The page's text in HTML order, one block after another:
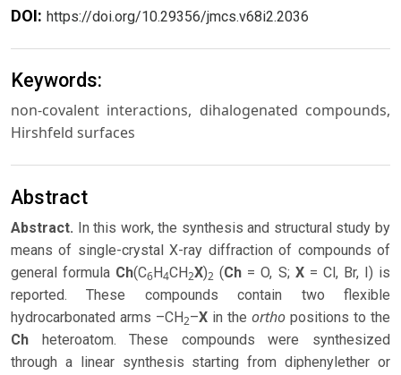
DOI: https://doi.org/10.29356/jmcs.v68i2.2036
Keywords:
non-covalent interactions, dihalogenated compounds,
Hirshfeld surfaces
Abstract
Abstract. In this work, the synthesis and structural study by
means of single-crystal X-ray diffraction of compounds of
general formula Ch(C6H4CH2X)2 (Ch = O, S; X= Cl, Br, I) is
reported. These compounds contain two flexible
hydrocarbonated arms –CH2–X in the ortho positions to the
Ch heteroatom. These compounds were synthesized
through a linear synthesis starting from diphenylether or